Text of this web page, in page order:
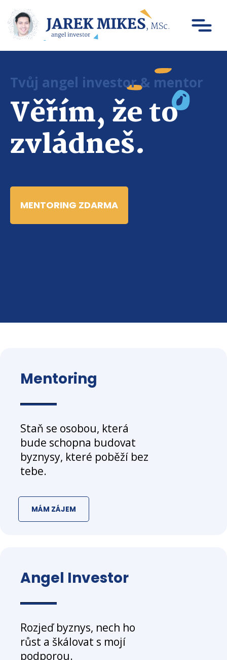
Tvůj angel investor & mentor
Věřím, že to
zvládneš.
MENTORING ZDARMA
Mentoring
Staň se osobou, která
bude schopna budovat
byznysy, které poběží bez
tebe.
MÁM ZÁJEM
Angel Investor
Rozjeď byznys, nech ho
růst a škálovat s mojí
podporou.